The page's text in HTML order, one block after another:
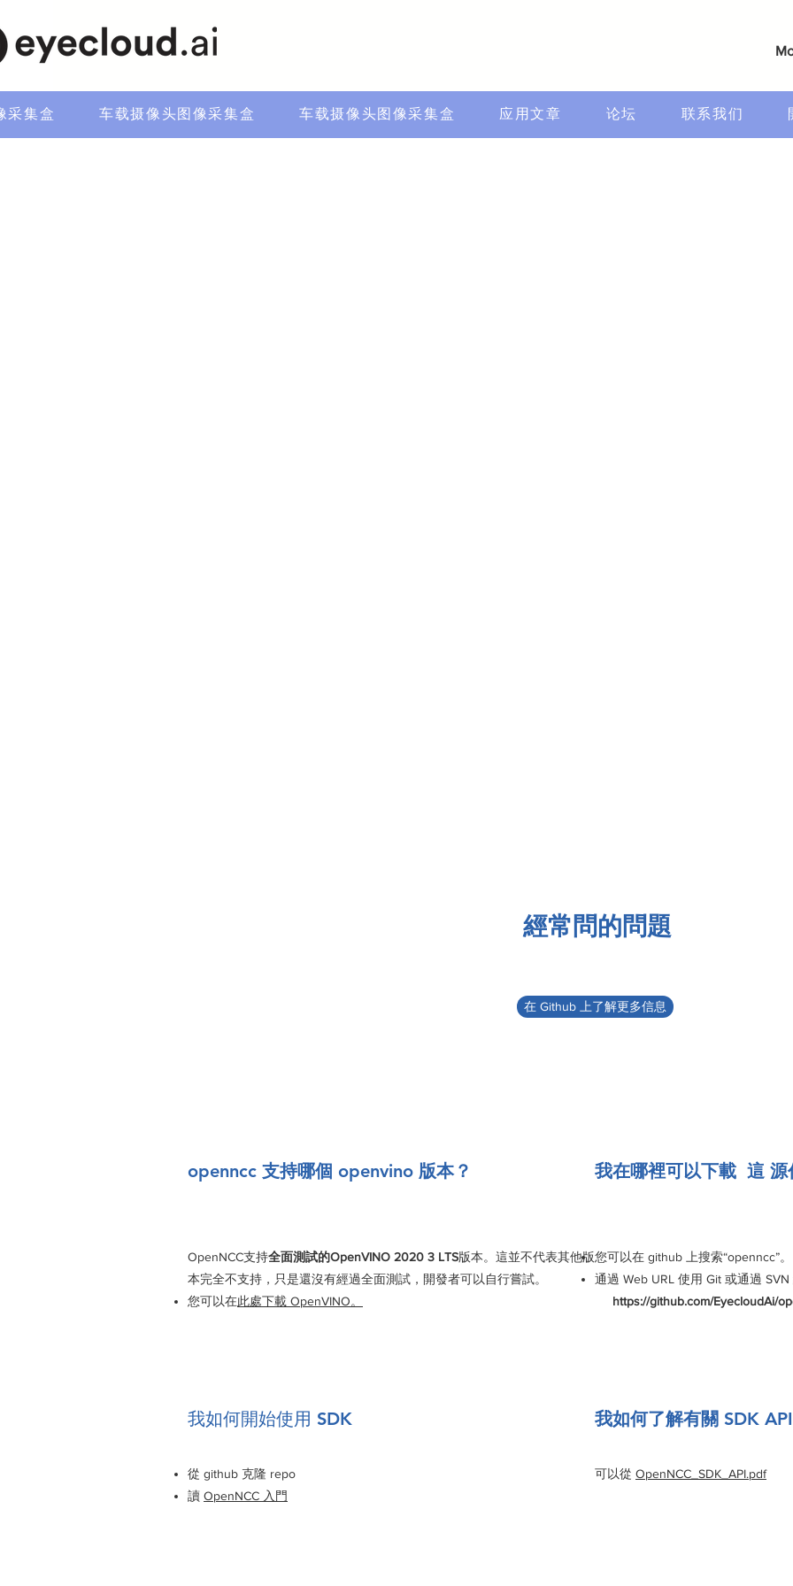
采集盒 车载摄像头图像采集盒 车载摄像头图像采集盒 应用文章 论坛 联系我们
經常問的問題
在 Github 上了解更多信息
openncc 支持哪個 openvino 版本？
OpenNCC支持全面測試的OpenVINO 2020 3 LTS版本。這並不代表其他版
本完全不支持，只是還沒有經過全面測試，開發者可以自行嘗試。
您可以在此處下載 OpenVINO。
我在哪裡可以下載 這 源
您可以在 github 上搜索“openncc”。
通過 Web URL 使用 Git 或通過 SVN
https://github.com/EyecloudAi/
我如何開始使用 SDK
從 github 克隆 repo
讀 OpenNCC 入門
我如何了解有關 SDK
可以從 OpenNCC_SDK_API.pdf